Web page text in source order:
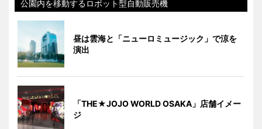
公園内を移動するロボット型自動販売機
昼は雲海と「ニューロミュージック」で涼を
演出
「THE★JOJO WORLD OSAKA」店舗イメー
ジ